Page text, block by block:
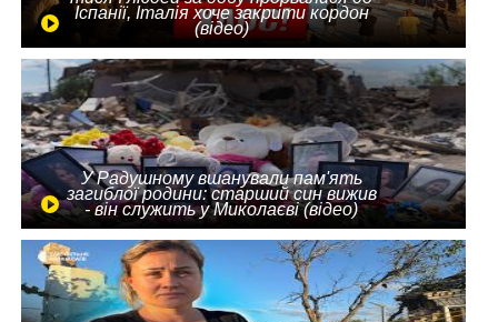
Іспанії, Італія хоче закрити кордон
(відео)
У Радушному вшанували пам'ять
загиблої родини: старший син вижив
- він служить у Миколаєві (відео)